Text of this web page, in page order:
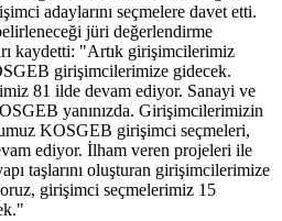
adaylarını seçmelere davet etti.
jüri değerlendirme
kaydetti: "Artık girişimcilerimiz
girişimcilerimize gidecek.
81 ilde devam ediyor. Sanayi ve
yanınızda. Girişimcilerimizin
KOSGEB girişimci seçmeleri,
ediyor. İlham veren projeleri ile
taşlarını oluşturan girişimcilerimize
girişimci seçmelerimiz 15